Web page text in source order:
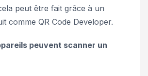
peut être fait grâce à un
comme QR Code Developer.
peuvent scanner un